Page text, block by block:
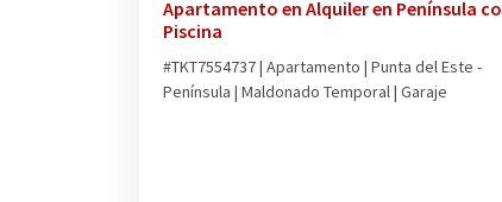
Apartamento en Alquiler en Península
Piscina
#TKT7554737 | Apartamento | Punta del Este -
Península | Maldonado Temporal | Garaje